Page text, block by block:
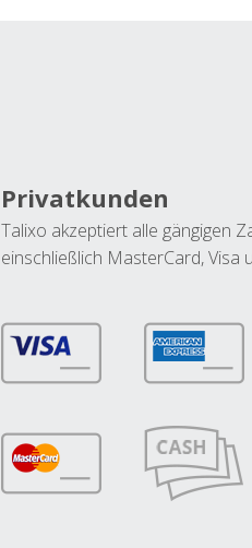
Privatkunden
Talixo akzeptiert alle gängigen
einschließlich MasterCard, Visa